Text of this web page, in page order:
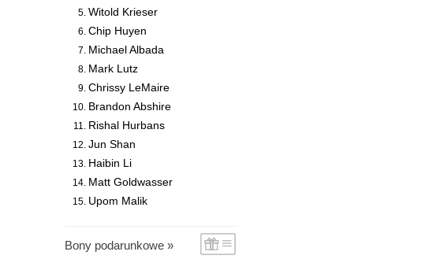
Witold Krieser
Chip Huyen
Michael Albada
Mark Lutz
Chrissy LeMaire
Brandon Abshire
Rishal Hurbans
Jun Shan
Haibin Li
Matt Goldwasser
Upom Malik
Bony podarunkowe »